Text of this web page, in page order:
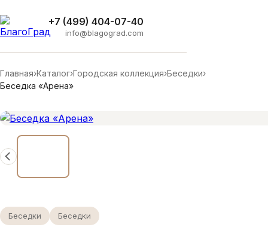
+7 (499) 404-07-40
info@blagograd.com
Главная›Каталог›Городская коллекция›Беседки›
Беседка «Арена»
Беседки Беседки